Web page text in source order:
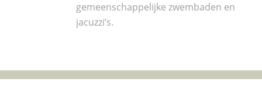
gemeenschappelijke zwembaden en
jacuzzi’s.